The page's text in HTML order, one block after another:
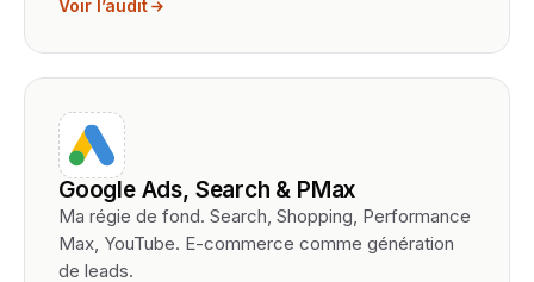
Voir l’audit
Google Ads, Search & PMax
Ma régie de fond. Search, Shopping, Performance
Max, YouTube. E-commerce comme génération
de leads.